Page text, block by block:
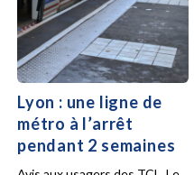
Lyon : une ligne de
métro à l’arrêt
pendant 2 semaines